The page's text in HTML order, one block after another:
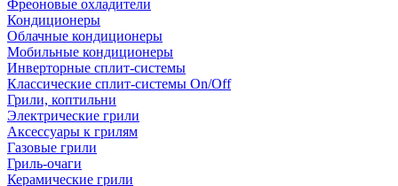
Фреоновые охладители
Кондиционеры
Облачные кондиционеры
Мобильные кондиционеры
Инверторные сплит-системы
Классические сплит-системы On/Off
Грили, коптильни
Электрические грили
Аксессуары к грилям
Газовые грили
Гриль-очаги
Керамические грили